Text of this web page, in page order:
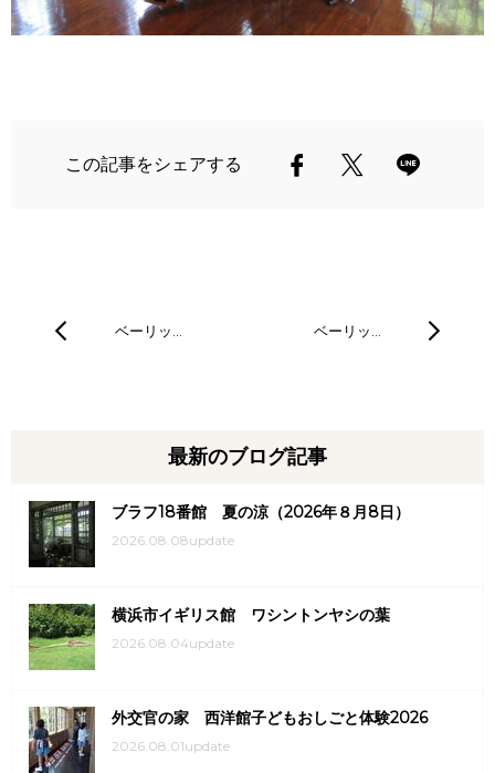
この記事をシェアする
ベーリッ… ベーリッ…
最新のブログ記事
ブラフ18番館 夏の涼（2026年８月8日）
2026.08.08update
横浜市イギリス館 ワシントンヤシの葉
2026.08.04update
外交官の家 西洋館子どもおしごと体験2026
2026.08.01update